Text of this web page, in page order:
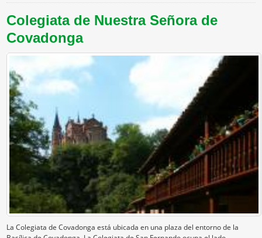
Colegiata de Nuestra Señora de
Covadonga
La Colegiata de Covadonga está ubicada en una plaza del entorno de la